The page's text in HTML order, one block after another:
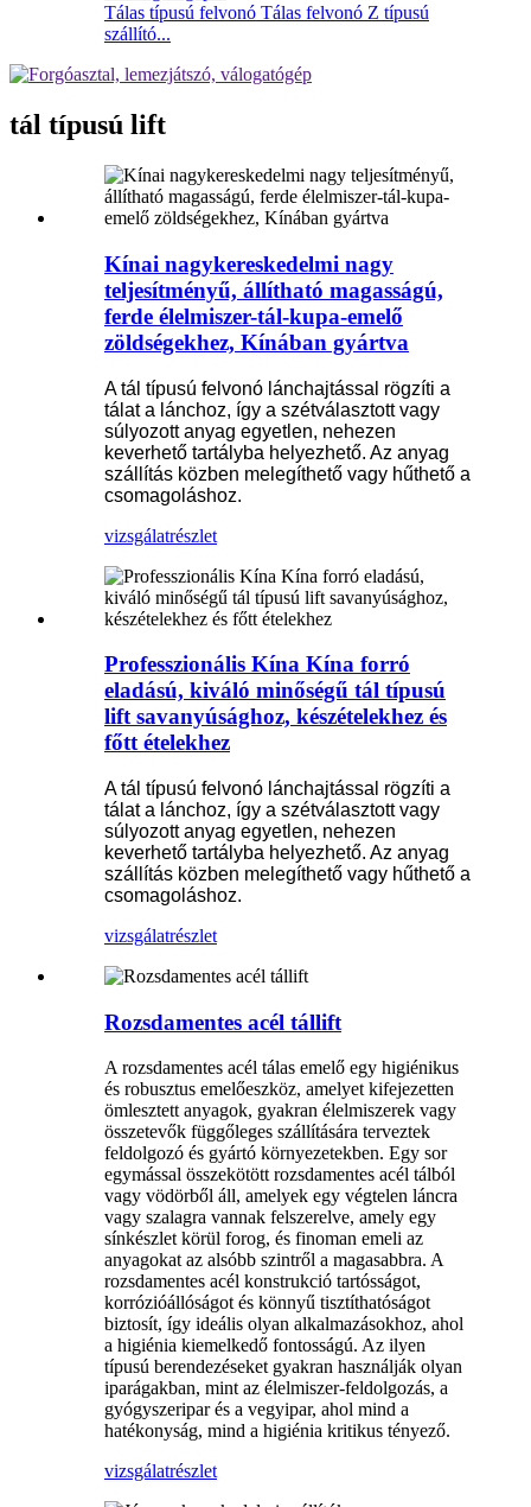
Tálas típusú felvonó Tálas felvonó Z típusú
szállító...
tál típusú lift
Kínai nagykereskedelmi nagy
teljesítményű, állítható magasságú,
ferde élelmiszer-tál-kupa-emelő
zöldségekhez, Kínában gyártva
A tál típusú felvonó lánchajtással rögzíti a
tálat a lánchoz, így a szétválasztott vagy
súlyozott anyag egyetlen, nehezen
keverhető tartályba helyezhető. Az anyag
szállítás közben melegíthető vagy hűthető a
csomagoláshoz.
vizsgálatrészlet
Professzionális Kína Kína forró
eladású, kiváló minőségű tál típusú
lift savanyúsághoz, készételekhez és
főtt ételekhez
A tál típusú felvonó lánchajtással rögzíti a
tálat a lánchoz, így a szétválasztott vagy
súlyozott anyag egyetlen, nehezen
keverhető tartályba helyezhető. Az anyag
szállítás közben melegíthető vagy hűthető a
csomagoláshoz.
vizsgálatrészlet
Rozsdamentes acél tállift
A rozsdamentes acél tálas emelő egy higiénikus
és robusztus emelőeszköz, amelyet kifejezetten
ömlesztett anyagok, gyakran élelmiszerek vagy
összetevők függőleges szállítására terveztek
feldolgozó és gyártó környezetekben. Egy sor
egymással összekötött rozsdamentes acél tálból
vagy vödörből áll, amelyek egy végtelen láncra
vagy szalagra vannak felszerelve, amely egy
sínkészlet körül forog, és finoman emeli az
anyagokat az alsóbb szintről a magasabbra. A
rozsdamentes acél konstrukció tartósságot,
korrózióállóságot és könnyű tisztíthatóságot
biztosít, így ideális olyan alkalmazásokhoz, ahol
a higiénia kiemelkedő fontosságú. Az ilyen
típusú berendezéseket gyakran használják olyan
iparágakban, mint az élelmiszer-feldolgozás, a
gyógyszeripar és a vegyipar, ahol mind a
hatékonyság, mind a higiénia kritikus tényező.
vizsgálatrészlet